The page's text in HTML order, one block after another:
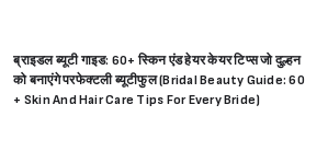
ब्राइडल ब्यूटी गाइड: 60+ स्किन एंड हेयर केयर टिप्स जो दुल्हन
को बनाएंगे परफेक्टली ब्यूटीफुल (Bridal Beauty Guide: 60
+ Skin And Hair Care Tips For Every Bride)